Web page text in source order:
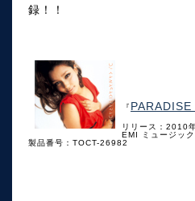
録！！
『
リリース：2010
EMI ミュージック
製品番号：TOCT-26982